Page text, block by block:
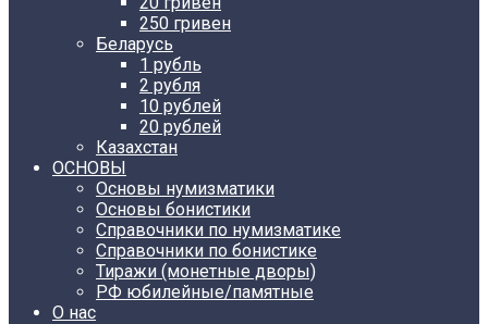
250 гривен
Беларусь
1 рубль
2 рубля
10 рублей
20 рублей
Казахстан
ОСНОВЫ
Основы нумизматики
Основы бонистики
Справочники по нумизматике
Справочники по бонистике
Тиражи (монетные дворы)
РФ юбилейные/памятные
О нас